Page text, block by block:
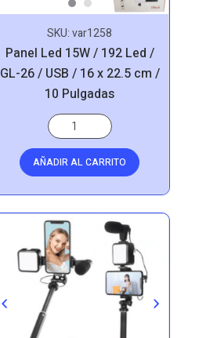
SKU:var1258
Panel Led 15W / 192 Led /
GL-26 / USB / 16 x 22.5 cm /
10 Pulgadas
AÑADIR AL CARRITO